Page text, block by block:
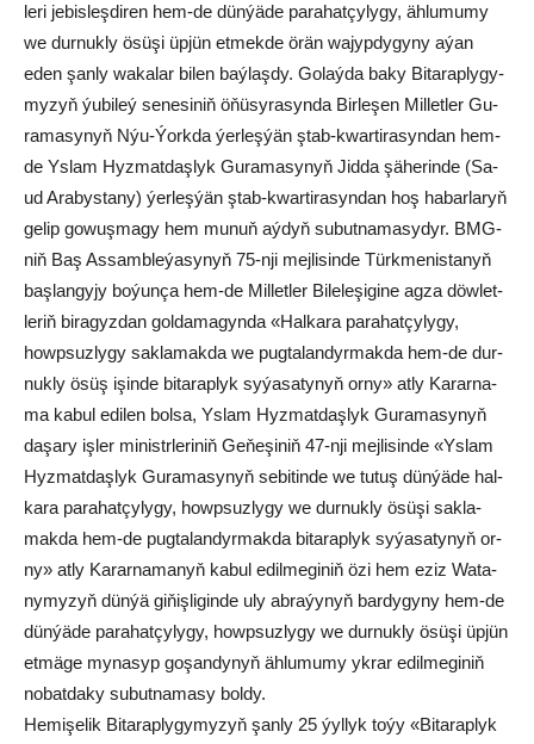
le­ri je­bis­leş­di­ren hem-de dün­ýä­de pa­ra­hat­çy­ly­gy, äh­lu­mu­my
we dur­nuk­ly ösü­şi üp­jün et­mek­de örän wa­jyp­dy­gy­ny aýan
eden şan­ly wa­ka­lar bi­len baý­laş­dy. Go­laý­da ba­ky Bi­ta­rap­ly­gy­
my­zyň ýu­bi­leý se­ne­si­niň öňü­sy­ra­syn­da Bir­le­şen Mil­let­ler Gu­
ra­ma­sy­nyň Nýu-Ýork­da ýer­leş­ýän ştab-kwar­ti­ra­syn­dan hem-
de Ys­lam Hyz­mat­daş­lyk Gu­ra­ma­sy­nyň Jid­da şä­he­rin­de (Sa­
ud Ara­bys­ta­ny) ýer­leş­ýän ştab-kwar­ti­ra­syn­dan hoş ha­bar­la­ryň
ge­lip go­wuş­ma­gy hem mu­nuň aý­dyň su­but­na­ma­sy­dyr. BMG-
niň Baş As­samb­le­ýa­sy­nyň 75-nji mej­li­sin­de Türk­me­nis­ta­nyň
baş­lan­gy­jy bo­ýun­ça hem-de Mil­let­ler Bi­le­le­şi­gi­ne ag­za döw­let­
le­riň bi­ra­gyz­dan gol­da­ma­gyn­da «Hal­ka­ra pa­ra­hat­çy­ly­gy,
howp­suz­ly­gy sak­la­mak­da we pug­ta­lan­dyr­mak­da hem-de dur­
nuk­ly ösüş işin­de bi­ta­rap­lyk sy­ýa­sa­ty­nyň or­ny» at­ly Ka­rar­na­
ma ka­bul edi­len bol­sa, Ys­lam Hyz­mat­daş­lyk Gu­ra­ma­sy­nyň
da­şa­ry iş­ler mi­nistr­le­ri­niň Ge­ňe­şi­niň 47-nji mej­li­sin­de «Ys­lam
Hyz­mat­daş­lyk Gu­ra­ma­sy­nyň se­bi­tin­de we tu­tuş dün­ýä­de hal­
ka­ra pa­ra­hat­çy­ly­gy, howp­suz­ly­gy we dur­nuk­ly ösü­şi sak­la­
mak­da hem-de pug­ta­lan­dyr­mak­da bi­ta­rap­lyk sy­ýa­sa­ty­nyň or­
ny» at­ly Ka­rar­na­ma­nyň ka­bul edil­me­gi­niň özi hem eziz Wa­ta­
ny­my­zyň dün­ýä gi­ňiş­li­gin­de uly ab­ra­ýy­nyň bar­dy­gy­ny hem-de
dün­ýä­de pa­ra­hat­çy­ly­gy, howp­suz­ly­gy we dur­nuk­ly ösü­şi üp­jün
et­mä­ge my­na­syp go­şan­dy­nyň äh­lu­mu­my yk­rar edil­me­gi­niň
no­bat­da­ky su­but­na­ma­sy bol­dy.
He­mi­şe­lik Bi­ta­rap­ly­gy­my­zyň şan­ly 25 ýyl­lyk to­ýy «Bi­ta­rap­lyk